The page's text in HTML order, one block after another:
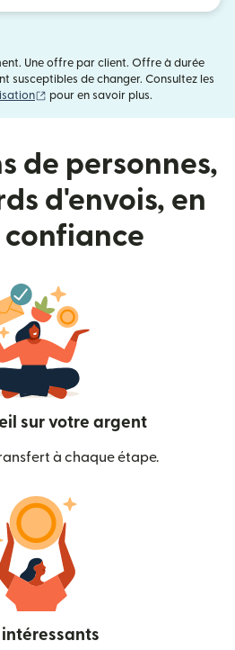
Une offre par client. Offre à durée
susceptibles de changer. Consultez les
(s'ouvre dans une nouvelle fenêtre)
pour en savoir plus.
de personnes,
d'envois, en
sur votre argent
à chaque étape.
intéressants